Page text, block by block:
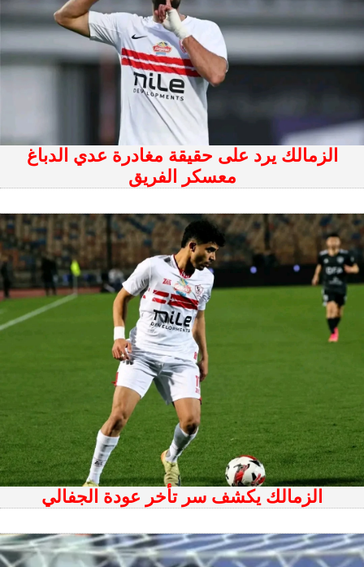
الزمالك يرد على حقيقة مغادرة عدي الدباغ
معسكر الفريق
الزمالك يكشف سر تأخر عودة الجفالي